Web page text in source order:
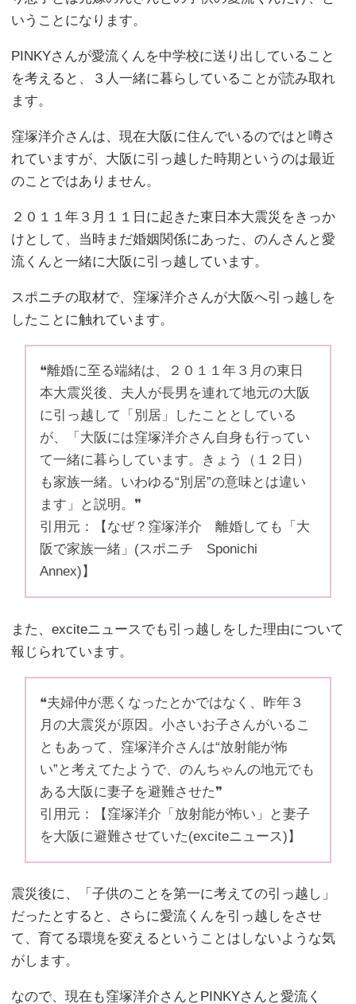
いうことになります。
PINKYさんが愛流くんを中学校に送り出していること
を考えると、３人一緒に暮らしていることが読み取れ
ます。
窪塚洋介さんは、現在大阪に住んでいるのではと噂さ
れていますが、大阪に引っ越した時期というのは最近
のことではありません。
２０１１年３月１１日に起きた東日本大震災をきっか
けとして、当時まだ婚姻関係にあった、のんさんと愛
流くんと一緒に大阪に引っ越しています。
スポニチの取材で、窪塚洋介さんが大阪へ引っ越しを
したことに触れています。
❝離婚に至る端緒は、２０１１年３月の東日
本大震災後、夫人が長男を連れて地元の大阪
に引っ越して「別居」したこととしている
が、「大阪には窪塚洋介さん自身も行ってい
て一緒に暮らしています。きょう（１２日）
も家族一緒。いわゆる“別居”の意味とは違い
ます」と説明。❞
引用元：【なぜ？窪塚洋介 離婚しても「大
阪で家族一緒」(スポニチ Sponichi
Annex)】
また、exciteニュースでも引っ越しをした理由について
報じられています。
❝夫婦仲が悪くなったとかではなく、昨年３
月の大震災が原因。小さいお子さんがいるこ
ともあって、窪塚洋介さんは“放射能が怖
い”と考えてたようで、のんちゃんの地元でも
ある大阪に妻子を避難させた❞
引用元：【窪塚洋介「放射能が怖い」と妻子
を大阪に避難させていた(exciteニュース)】
震災後に、「子供のことを第一に考えての引っ越し」
だったとすると、さらに愛流くんを引っ越しをさせ
て、育てる環境を変えるということはしないような気
がします。
なので、現在も窪塚洋介さんとPINKYさんと愛流く